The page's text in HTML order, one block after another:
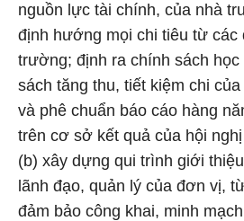
nguồn lực tài chính, của nhà
định hướng mọi chi tiêu từ các
trường; định ra chính sách học
sách tăng thu, tiết kiệm chi
và phê chuẩn báo cáo hàng
trên cơ sở kết quả của hội
(b) xây dựng qui trình giới
lãnh đạo, quản lý của đơn vị,
đảm bảo công khai, minh